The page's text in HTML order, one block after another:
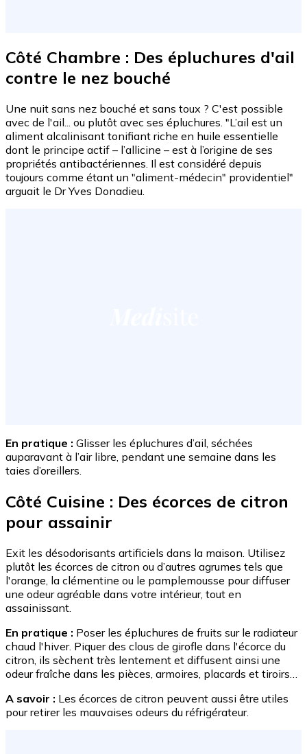
Côté Chambre : Des épluchures d'ail
contre le nez bouché
Une nuit sans nez bouché et sans toux ? C'est possible
avec de l'ail... ou plutôt avec ses épluchures. "L’ail est un
aliment alcalinisant tonifiant riche en huile essentielle
dont le principe actif – l’allicine – est à l’origine de ses
propriétés antibactériennes. Il est considéré depuis
toujours comme étant un "aliment-médecin" providentiel"
arguait le Dr Yves Donadieu.
En pratique : Glisser les épluchures d’ail, séchées
auparavant à l’air libre, pendant une semaine dans les
taies d’oreillers.
Côté Cuisine : Des écorces de citron
pour assainir
Exit les désodorisants artificiels dans la maison. Utilisez
plutôt les écorces de citron ou d’autres agrumes tels que
l'orange, la clémentine ou le pamplemousse pour diffuser
une odeur agréable dans votre intérieur, tout en
assainissant.
En pratique : Poser les épluchures de fruits sur le radiateur
chaud l'hiver. Piquer des clous de girofle dans l'écorce du
citron, ils sèchent très lentement et diffusent ainsi une
odeur fraîche dans les pièces, armoires, placards et tiroirs…
A savoir : Les écorces de citron peuvent aussi être utiles
pour retirer les mauvaises odeurs du réfrigérateur.